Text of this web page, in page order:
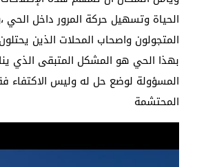
الحياة وتسهيل حركة المرور داخل
المتجولون واصحاب المحلات الذين
بهذا الحي هو المشكل المتبقى الذي
المسؤولة لوضع حل له وليس الاكتفاء
المحتشمة